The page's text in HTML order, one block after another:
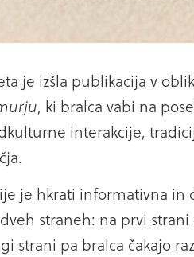
je izšla publikacija v
, ki bralca vabi na
interakcije,
je hkrati informativna in
straneh: na prvi
strani pa bralca čakajo